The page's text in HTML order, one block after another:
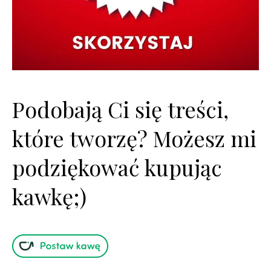
Podobają Ci się treści,
które tworzę? Możesz mi
podziękować kupując
kawkę;)